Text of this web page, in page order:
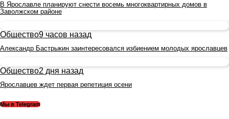
В Ярославле планируют снести восемь многоквартирных домов в
Заволжском районе
Общество9 часов назад
Александр Бастрыкин заинтересовался избиением молодых ярославцев
Общество2 дня назад
Ярославцев ждет первая репетиция осени
Мы в Telegram